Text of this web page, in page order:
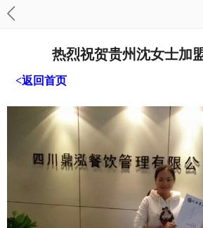
热烈祝贺贵州沈女士加
<返回首页